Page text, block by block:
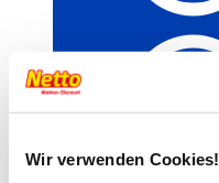
Wir verwenden Cookies!